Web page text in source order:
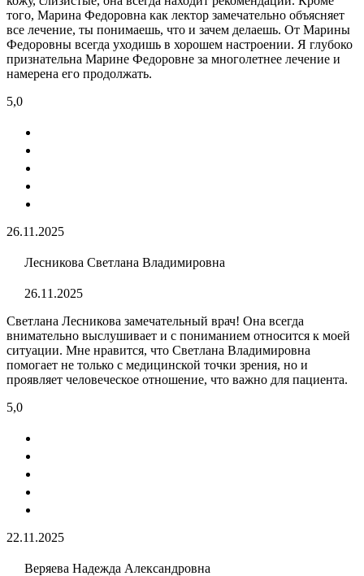
того, Марина Федоровна как лектор замечательно объясняет
все лечение, ты понимаешь, что и зачем делаешь. От Марины
Федоровны всегда уходишь в хорошем настроении. Я глубоко
признательна Марине Федоровне за многолетнее лечение и
намерена его продолжать.
5,0
26.11.2025
Лесникова Светлана Владимировна
26.11.2025
Светлана Лесникова замечательный врач! Она всегда
внимательно выслушивает и с пониманием относится к моей
ситуации. Мне нравится, что Светлана Владимировна
помогает не только с медицинской точки зрения, но и
проявляет человеческое отношение, что важно для пациента.
5,0
22.11.2025
Веряева Надежда Александровна